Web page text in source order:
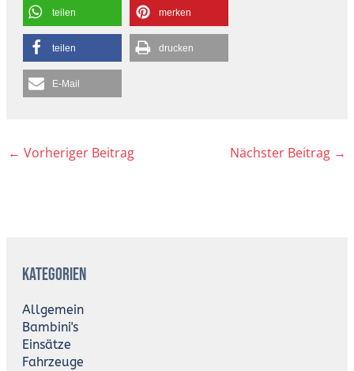
teilen merken
teilen drucken
E-Mail
← Vorheriger Beitrag Nächster Beitrag →
Kategorien
Allgemein
Bambini's
Einsätze
Fahrzeuge
c
v